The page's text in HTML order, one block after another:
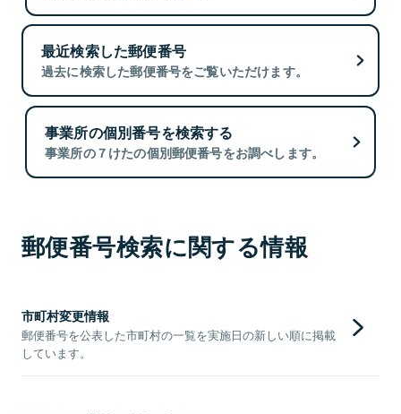
最近検索した郵便番号
過去に検索した郵便番号をご覧いただけます。
事業所の個別番号を検索する
事業所の７けたの個別郵便番号をお調べします。
郵便番号検索に関する情報
市町村変更情報
郵便番号を公表した市町村の一覧を実施日の新しい順に掲載
しています。